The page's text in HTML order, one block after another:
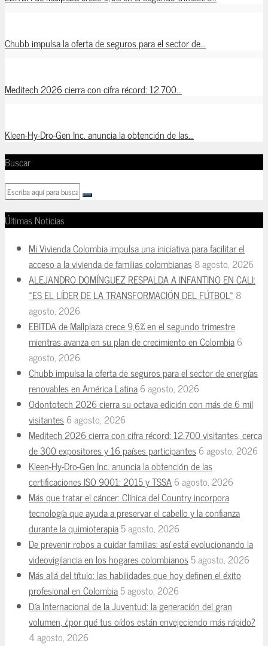
Chubb impulsa la oferta de seguros para el sector de...
Meditech 2026 cierra con cifra récord: 12.700...
Kleen-Hy-Dro-Gen Inc. anuncia la obtención de las...
Buscar
Últimas Noticias
Mi Vivienda Colombia impulsa una iniciativa para facilitar el
acceso a la vivienda de familias colombianas8 agosto, 2026
ALEJANDRO DOMÍNGUEZ RESPALDA A INFANTINO EN CALI:
«ES EL LÍDER DE LA TRANSFORMACIÓN DEL FÚTBOL» 8
agosto, 2026
EBITDA de Mallplaza crece 9,6% en el segundo trimestre
mientras avanza en su plan de crecimiento en Colombia6
agosto, 2026
Chubb impulsa la oferta de seguros para el sector de energías
renovables en América Latina6 agosto, 2026
Odontotech 2026 cierra su octava edición con más de 6 mil
visitantes6 agosto, 2026
Meditech 2026 cierra con cifra récord: 12.700 visitantes, cerca
de 300 expositores y 16 países participantes6 agosto, 2026
Kleen-Hy-Dro-Gen Inc. anuncia la obtención de las
certificaciones ISO 9001: 2015 y TSSA6 agosto, 2026
Más que tratar el cáncer: Clínica del Country incorpora
tecnología que ayuda a preservar el cabello y la confianza
durante la quimioterapia5 agosto, 2026
De prevenir robos a cuidar familias: así está evolucionando la
videovigilancia en los hogares colombianos5 agosto, 2026
Más allá del título: las habilidades que hoy definen el éxito
profesional en Colombia5 agosto, 2026
Día Internacional de la Juventud: la generación del gran
volumen, ¿por qué tus oídos están envejeciendo más rápido?
4 agosto, 2026